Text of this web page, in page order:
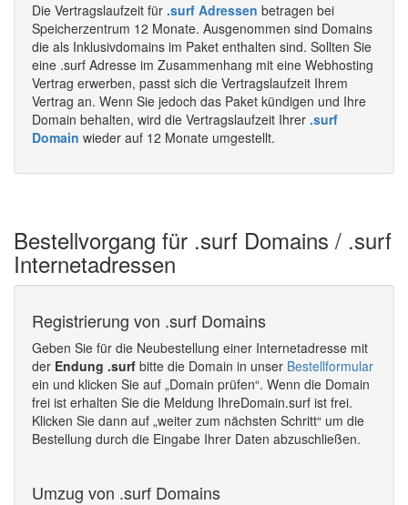
Die Vertragslaufzeit für .surf Adressen betragen bei
Speicherzentrum 12 Monate. Ausgenommen sind Domains
die als Inklusivdomains im Paket enthalten sind. Sollten Sie
eine .surf Adresse im Zusammenhang mit eine Webhosting
Vertrag erwerben, passt sich die Vertragslaufzeit Ihrem
Vertrag an. Wenn Sie jedoch das Paket kündigen und Ihre
Domain behalten, wird die Vertragslaufzeit Ihrer .surf
Domain wieder auf 12 Monate umgestellt.
Bestellvorgang für .surf Domains / .surf
Internetadressen
Registrierung von .surf Domains
Geben Sie für die Neubestellung einer Internetadresse mit
der Endung .surf bitte die Domain in unser Bestellformular
ein und klicken Sie auf „Domain prüfen“. Wenn die Domain
frei ist erhalten Sie die Meldung IhreDomain.surf ist frei.
Klicken Sie dann auf „weiter zum nächsten Schritt“ um die
Bestellung durch die Eingabe Ihrer Daten abzuschließen.
Umzug von .surf Domains